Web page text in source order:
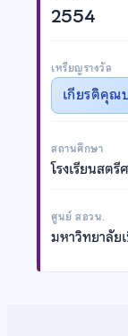
2554
เหรียญรางวัล
เกียรติคุณ
สถานศึกษา
โรงเรียนสตรี
ศูนย์ สอวน.
มหาวิทยาลัย